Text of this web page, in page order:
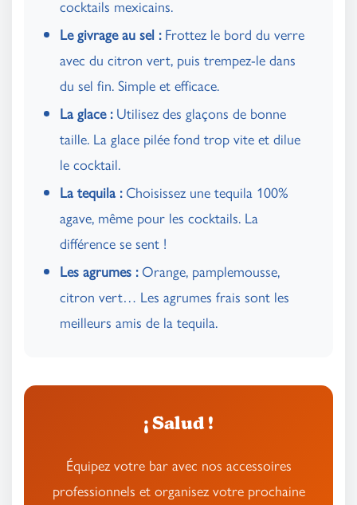
cocktails mexicains.
Le givrage au sel :Frottez le bord du verre
avec du citron vert, puis trempez-le dans
du sel fin. Simple et efficace.
La glace :Utilisez des glaçons de bonne
taille. La glace pilée fond trop vite et dilue
le cocktail.
La tequila :Choisissez une tequila 100%
agave, même pour les cocktails. La
différence se sent !
Les agrumes :Orange, pamplemousse,
citron vert… Les agrumes frais sont les
meilleurs amis de la tequila.
¡ Salud !
Équipez votre bar avec nos accessoires
professionnels et organisez votre prochaine